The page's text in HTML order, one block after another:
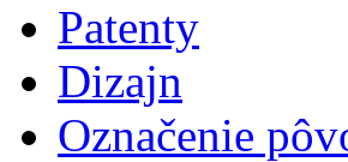
Patenty
Dizajn
Označenie